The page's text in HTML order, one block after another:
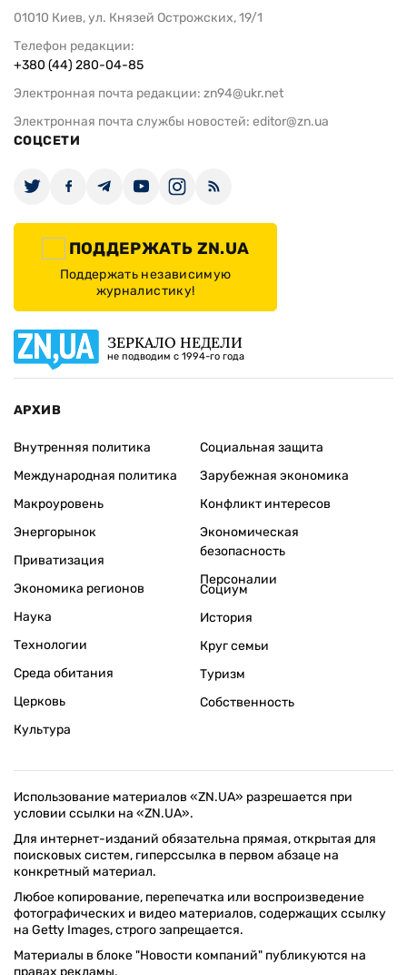
01010 Киев, ул. Князей Острожских, 19/1
Телефон редакции:
+380 (44) 280-04-85
Электронная почта редакции: zn94@ukr.net
Электронная почта службы новостей: editor@zn.ua
СОЦСЕТИ
ПОДДЕРЖАТЬ ZN.UA
Поддержать независимую
журналистику!
ЗЕРКАЛО НЕДЕЛИ
не подводим с 1994-го года
АРХИВ
Внутренняя политика
Международная политика
Макроуровень
Энергорынок
Приватизация
Экономика регионов
Социальная защита
Зарубежная экономика
Конфликт интересов
Экономическая
безопасность
Персоналии
Наука
Технологии
Среда обитания
Церковь
Культура
Социум
История
Круг семьи
Туризм
Собственность
Использование материалов «ZN.UA» разрешается при
условии ссылки на «ZN.UA».
Для интернет-изданий обязательна прямая, открытая для
поисковых систем, гиперссылка в первом абзаце на
конкретный материал.
Любое копирование, перепечатка или воспроизведение
фотографических и видео материалов, содержащих ссылку
на Getty Images, строго запрещается.
Материалы в блоке "Новости компаний" публикуются на
правах рекламы.